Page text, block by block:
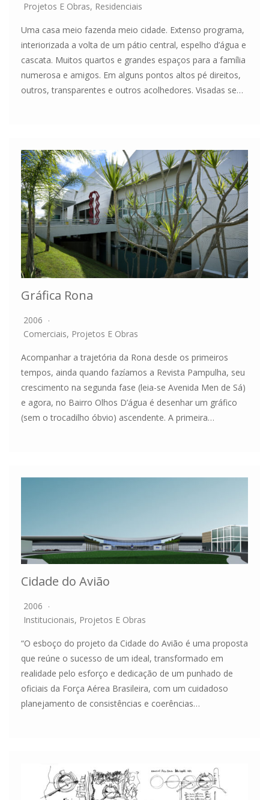
Projetos E Obras, Residenciais
Uma casa meio fazenda meio cidade. Extenso programa,
interiorizada a volta de um pátio central, espelho d’água e
cascata. Muitos quartos e grandes espaços para a família
numerosa e amigos. Em alguns pontos altos pé direitos,
outros, transparentes e outros acolhedores. Visadas se…
Gráfica Rona
2006
Comerciais, Projetos E Obras
Acompanhar a trajetória da Rona desde os primeiros
tempos, ainda quando fazíamos a Revista Pampulha, seu
crescimento na segunda fase (leia-se Avenida Men de Sá)
e agora, no Bairro Olhos D’água é desenhar um gráfico
(sem o trocadilho óbvio) ascendente. A primeira…
Cidade do Avião
2006
Institucionais, Projetos E Obras
“O esboço do projeto da Cidade do Avião é uma proposta
que reúne o sucesso de um ideal, transformado em
realidade pelo esforço e dedicação de um punhado de
oficiais da Força Aérea Brasileira, com um cuidadoso
planejamento de consistências e coerências…